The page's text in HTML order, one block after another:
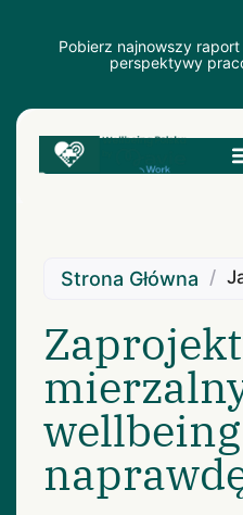
Pobierz najnowszy
perspektywy
Strona Główna /